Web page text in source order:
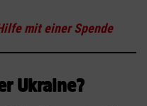
mit einer Spende
Ukraine?